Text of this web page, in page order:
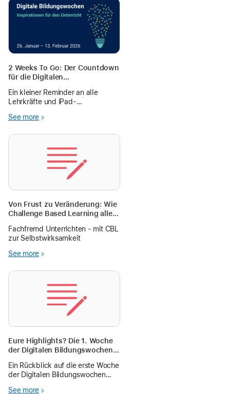
2 Weeks To Go: Der Countdown
für die Digitalen
Ein kleiner Reminder an alle
Lehrkräfte und iPad-
Digitalen Bildungswochen! Vom
erwartet euch ein vielfältiges und
See more
Von Frust zu Veränderung: Wie
Challenge Based Learning alles
Fachfremd Unterrichten - mit CBL
zur Selbstwirksamkeit
See more
Eure Highlights? Die 1. Woche
der Digitalen Bildungswochen
Ein Rückblick auf die erste Woche
der Digitalen Bildungswochen
Sessions und teilt eure Highlights
See more